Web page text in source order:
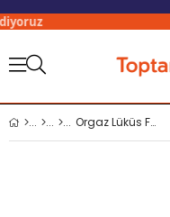
Orgaz Lüküs Fitili Telli 12 li Poşet